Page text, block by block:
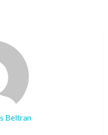
Beltran